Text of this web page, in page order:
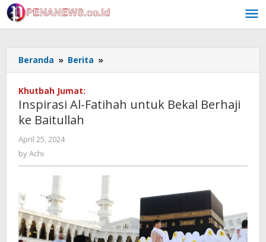
Skip
to
content
Beranda » Berita »
Al-
Bekal
Khutbah Jumat:
Inspirasi Al-Fatihah untuk Bekal Berhaji
ke Baitullah
April 25, 2024
byAchi